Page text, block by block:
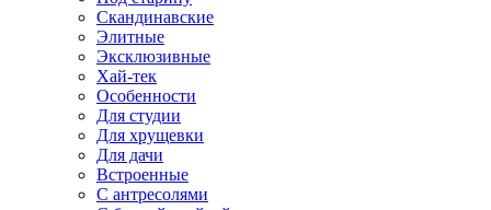
Скандинавские
Элитные
Эксклюзивные
Хай-тек
Особенности
Для студии
Для хрущевки
Для дачи
Встроенные
С антресолями